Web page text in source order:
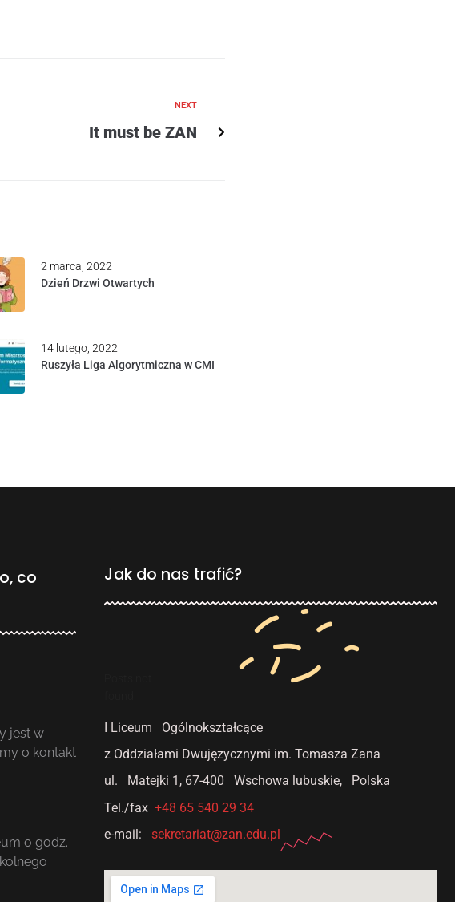
NEXT
It must be ZAN
2 marca, 2022
Dzień Drzwi Otwartych
14 lutego, 2022
Ruszyła Liga Algorytmiczna w CMI
co
jest w
o kontakt
o godz.
Jak do nas trafić?
I Liceum Ogólnokształcące
z Oddziałami Dwujęzycznymi im. Tomasza Zana
ul. Matejki 1, 67-400 Wschowa lubuskie, Polska
Tel./fax+48 65 540 29 34
e-mail:sekretariat@zan.edu.pl